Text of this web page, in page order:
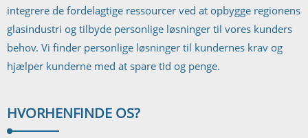
integrere de fordelagtige ressourcer ved at opbygge regionens
glasindustri og tilbyde personlige løsninger til vores kunders
behov. Vi finder personlige løsninger til kundernes krav og
hjælper kunderne med at spare tid og penge.
HVORHENFINDE OS?